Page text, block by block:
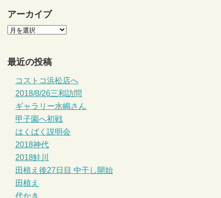
アーカイブ
最近の投稿
コストコ浜松店へ
2018/8/26三和訪問
ギャラリー水嶋さん
甲子園へ初戦
はくばく説明会
2018神代
2018鮭川
田植え後27日目 中干し開始
田植え
代かき